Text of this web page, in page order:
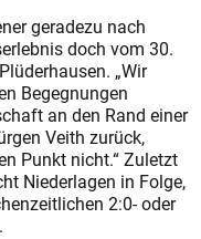
geradezu nach
doch vom 30.
„Wir
Begegnungen
an den Rand einer
Veith zurück,
Punkt nicht.“ Zuletzt
Niederlagen in Folge,
2:0- oder